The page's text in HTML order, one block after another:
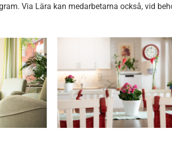
Via Lära kan medarbetarna också, vid
Om du nekar
kommer viss
funktionalitet
att försvinna
från
hemsidan.
Marknadsföring
Genom att dela
med dig av dina